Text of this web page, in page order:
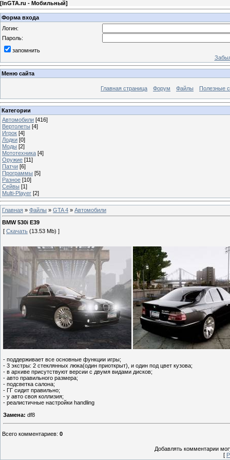
[InGTA.ru - Мобильный]
Форма входа
Логин:
Пароль:
запомнить
Меню сайта
Главная страница Форум Файлы Полезные
Категории
Автомобили [416]
Вертолеты [4]
Игрок [4]
Лодки [0]
Моды [2]
Мототехника [4]
Оружие [11]
Патчи [6]
Программы [5]
Разное [10]
Сейвы [1]
Multi-Player [2]
Главная » Файлы » GTA 4 » Автомобили
BMW 530i E39
[ Скачать (13.53 Mb) ]
- поддерживает все основные функции игры;
- 3 экстры: 2 стеклянных люка(один приоткрыт), и один под цвет кузова;
- в архиве присутствуют версии с двумя видами дисков;
- авто правильного размера;
- подсветка салона;
- ГГ сидит правильно;
- у авто своя коллизия;
- реалистичные настройки handling
Замена: df8
Всего комментариев: 0
Добавлять комментарии
[